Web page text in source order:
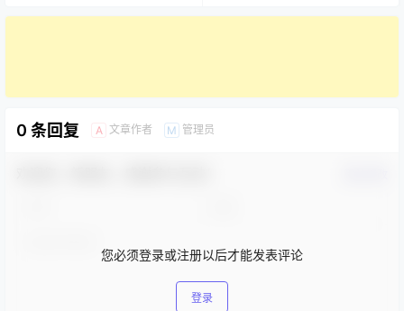
0 条回复 A 文章作者 M 管理员
您必须登录或注册以后才能发表评论
登录